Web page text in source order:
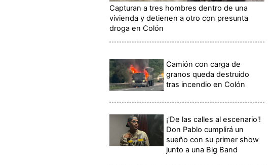
Capturan a tres hombres dentro de una
vivienda y detienen a otro con presunta
droga en Colón
Camión con carga de
granos queda destruido
tras incendio en Colón
¡'De las calles al escenario'!
Don Pablo cumplirá un
sueño con su primer show
junto a una Big Band